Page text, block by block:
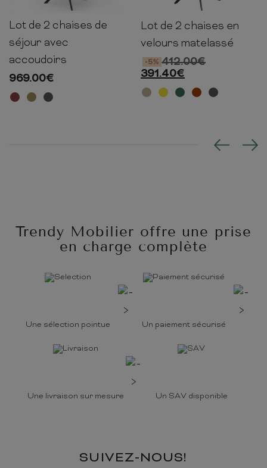
49-
60cm 65cm
Lot de 2 chaises de
séjour avec
accoudoirs
969.00€
82cm 58cm 60cm
Lot de 2 chaises en
velours matelassé
412.00€
-5%
391.40€
Trendy Mobilier offre une prise
en charge complète
Une sélection pointue Un paiement sécurisé
Une livraison sur mesure Un SAV disponible
SUIVEZ-NOUS!